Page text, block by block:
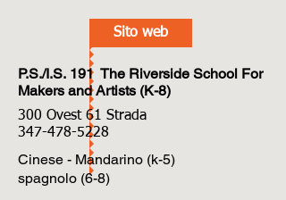
Sito web
P.S./I.S. 191 The Riverside School For
Makers and Artists (K-8)
300 Ovest 61 Strada
347-478-5228
Cinese - Mandarino (k-5)
spagnolo (6-8)